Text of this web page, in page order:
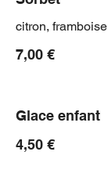
citron, framboise
7,00 €
Glace enfant
4,50 €